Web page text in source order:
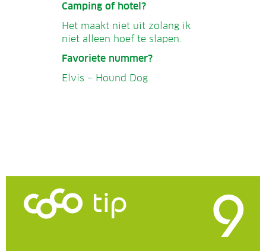
Camping of hotel?
Het maakt niet uit zolang ik
niet alleen hoef te slapen.
Favoriete nummer?
Elvis – Hound Dog
tip 9